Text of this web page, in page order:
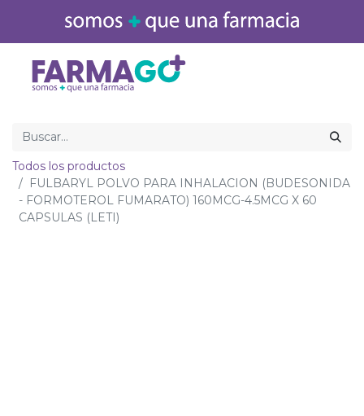
Todos los productos
FULBARYL POLVO PARA INHALACION (BUDESONIDA
- FORMOTEROL FUMARATO) 160MCG-4.5MCG X 60
CAPSULAS (LETI)